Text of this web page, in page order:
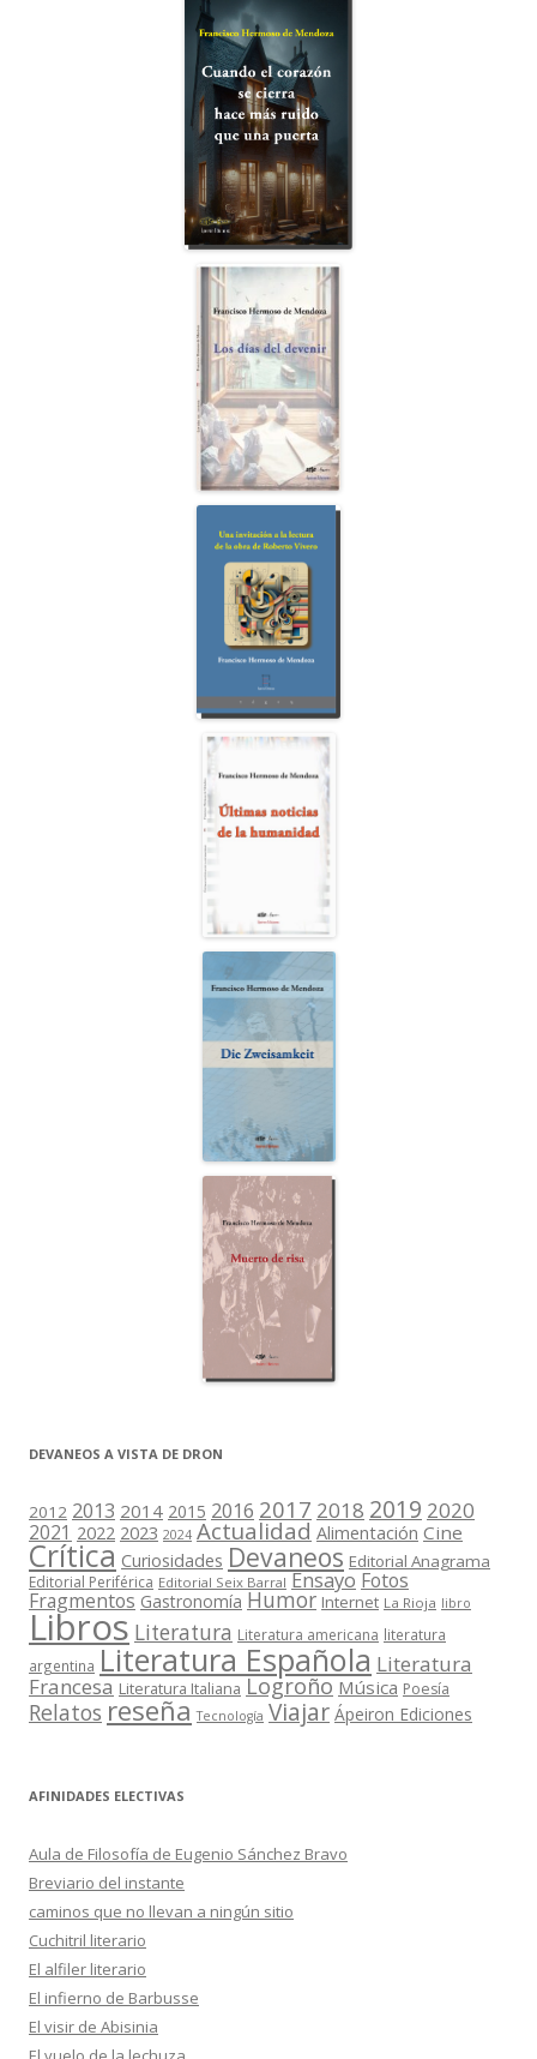
DEVANEOS A VISTA DE DRON
2012 2013 2014 2015 2016 2017 2018 2019 2020
2021 2022 2023 2024 Actualidad Alimentación Cine
Crítica Curiosidades Devaneos Editorial Anagrama
Editorial Periférica Editorial Seix Barral Ensayo Fotos
Fragmentos Gastronomía Humor Internet La Rioja libro
Libros Literatura Literatura americana literatura
argentina Literatura Española Literatura
Francesa Literatura Italiana Logroño Música Poesía
Relatos reseña Tecnología Viajar Ápeiron Ediciones
AFINIDADES ELECTIVAS
Aula de Filosofía de Eugenio Sánchez Bravo
Breviario del instante
caminos que no llevan a ningún sitio
Cuchitril literario
El alfiler literario
El infierno de Barbusse
El visir de Abisinia